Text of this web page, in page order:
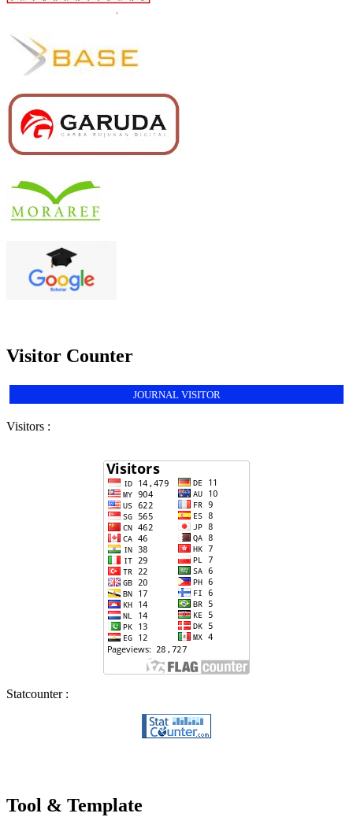
Visitor Counter
JOURNAL VISITOR
Visitors :
Statcounter :
Tool & Template